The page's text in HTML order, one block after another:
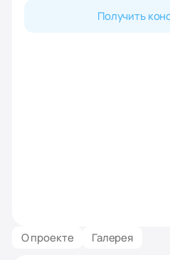
Получить
О проекте Галерея